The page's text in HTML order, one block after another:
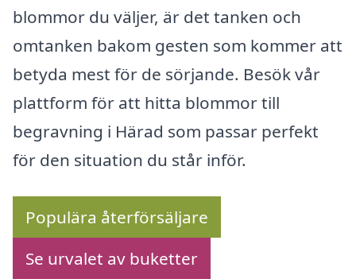
blommor du väljer, är det tanken och
omtanken bakom gesten som kommer att
betyda mest för de sörjande. Besök vår
plattform för att hitta blommor till
begravning i Härad som passar perfekt
för den situation du står inför.
Populära återförsäljare
Se urvalet av buketter